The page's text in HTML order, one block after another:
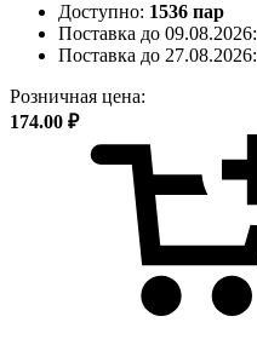
Доступно: 1536 пар
Поставка до 09.08.2026:
Поставка до 27.08.2026:
Розничная цена:
174.00 ₽